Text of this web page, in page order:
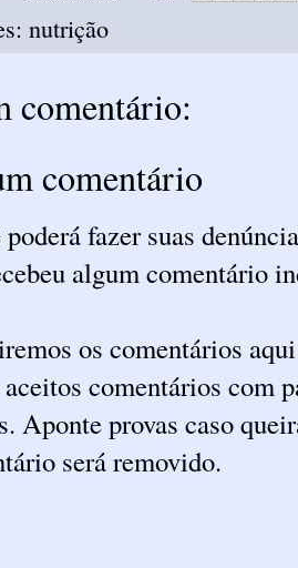
nutrição
comentário:
comentário
fazer suas
algum comentário
os comentários
comentários com
Aponte provas caso
será removido.